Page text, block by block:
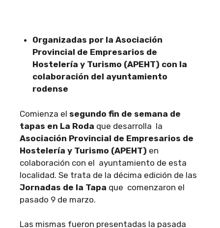
Organizadas por la Asociación
Provincial de Empresarios de
Hostelería y Turismo (APEHT) con la
colaboración del ayuntamiento
rodense
Comienza el segundo fin de semana de
tapas en La Roda que desarrolla la
Asociación Provincial de Empresarios de
Hostelería y Turismo (APEHT) en
colaboración con el ayuntamiento de esta
localidad. Se trata de la décima edición de las
Jornadas de la Tapa que comenzaron el
pasado 9 de marzo.
Las mismas fueron presentadas la pasada